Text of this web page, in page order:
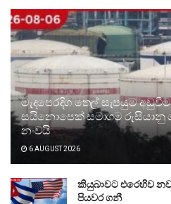
මැදපෙරදිග තෙල් සැපයුම
සයිනොපෙක් සමාගම
නංවයි
6 AUGUST 2026
කියුබාවට එරෙහිව
පියවර ගනී